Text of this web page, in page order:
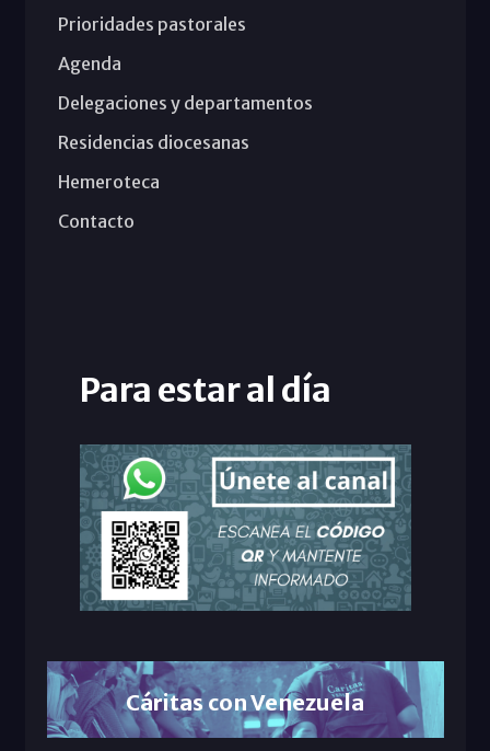
Prioridades pastorales
Agenda
Delegaciones y departamentos
Residencias diocesanas
Hemeroteca
Contacto
Para estar al día
Cáritas con Venezuela